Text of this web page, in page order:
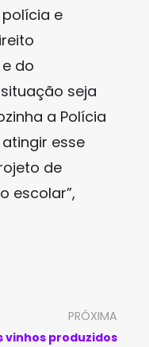
e
do
seja
a Polícia
esse
de
escolar”,
PRÓXIMA
vinhos produzidos